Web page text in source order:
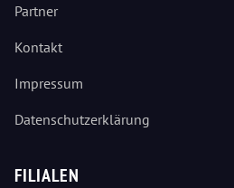
Partner
Kontakt
Impressum
Datenschutzerklärung
FILIALEN